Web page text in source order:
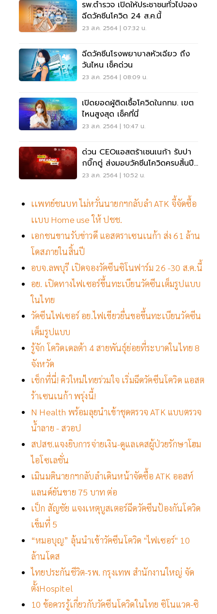
รพ.ตำรวจ เปิดให้ประชาชนทั่วไปจอง
ฉีดวัคซีนโควิด 24 ส.ค.นี้
23 ส.ค. 2564 | 07:32 น.
ฉีดวัคซีนโรงพยาบาลหัวเฉียว ถึง
วันไหน เช็คด่วน
23 ส.ค. 2564 | 08:09 น.
เปิดยอดผู้ติดเชื้อโควิดในกทม. เขต
ไหนสูงสุด เช็คที่นี่
23 ส.ค. 2564 | 10:47 น.
ด่วน CEOแอสตร้าเซนเนก้า รับปา
กบิ๊กตู่ ส่งมอบวัคซีนโควิดครบสิ้นปี
นี้แน่นอน
23 ส.ค. 2564 | 10:52 น.
เเพทย์ชนบท ไม่หวั่นนายกฯกลับลำ ATK จี้จัดซื้อ
เเบบ Home use ให้ ปชช.
เอกชนขานรับข่าวดี แอสตราเซนเนก้า ส่ง 61 ล้าน
โดสภายในสิ้นปี
อบจ.ลพบุรี เปิดจองวัคซีนซิโนฟาร์ม 26 -30 ส.ค.นี้
อย. เปิดทางไฟเซอร์ขึ้นทะเบียนวัคซีนเต็มรูปแบบ
ในไทย
วัคซีนไฟเซอร์ อย.ไฟเขียวยื่นขอขึ้นทะเบียนวัคซีน
เต็มรูปแบบ
รู้จัก โควิดเดลต้า 4 สายพันธุ์ย่อยที่ระบาดในไทย 8
จังหวัด
เช็กที่นี่! คิวใหม่ไทยร่วมใจ เริ่มฉีดวัคซีนโควิด แอสต
ร้าเซนเนก้า พรุ่งนี้!
N Health พร้อมลุยนำเข้าชุดตรวจ ATK แบบตรวจ
น้ำลาย - สวอป
สปสช.แจงยิบการจ่ายเงิน-ดูแลเคสผู้ป่วยรักษาโฮม
ไอโซเลชั่น
เมินมตินายกฯกลับลำเดินหน้าจัดซื้อ ATK ออสท์
แลนด์ยันขาย 75 บาท ต่อ
เป็ก สัญชัย แจงเหตุบูสเตอร์ฉีดวัคซีนป้องกันโควิด
เข็มที่ 5
“หมอบุญ” ลุ้นนำเข้าวัคซีนโควิด "ไฟเซอร์" 10
ล้านโดส
ไทยประกันชีวิต-รพ. กรุงเทพ สำนักงานใหญ่ จัด
ตั้งHospitel
10 ข้อควรรู้เกี่ยวกับวัคซีนโควิดในไทย ซิโนแวค-ซิ